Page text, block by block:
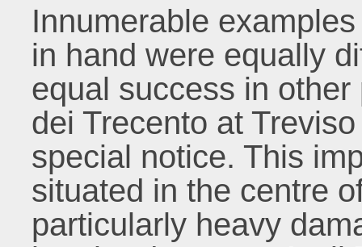
Innumerable
in hand were equally
equal success in
dei Trecento at
special notice. This
situated in the centre
particularly heavy